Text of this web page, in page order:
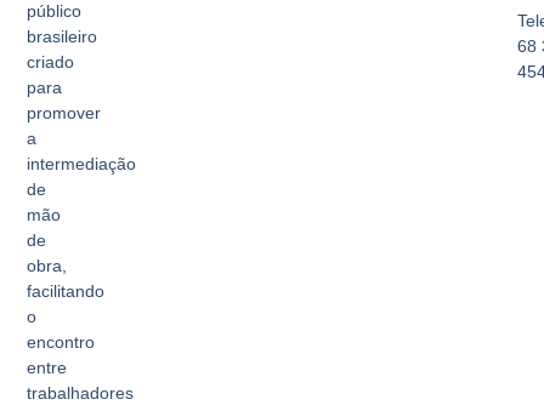
público
brasileiro
criado
para
promover
a
intermediação
de
mão
de
obra,
facilitando
o
encontro
entre
trabalhadores
68